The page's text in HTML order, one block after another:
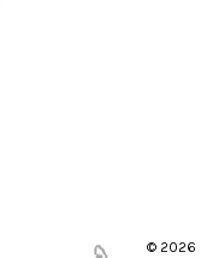
© 2026